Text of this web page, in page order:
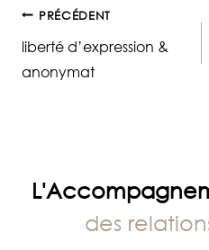
de
PRÉCÉDENT
liberté d’expression &
anonymat
des